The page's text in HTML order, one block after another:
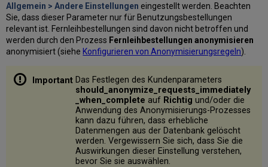
Allgemein > Andere Einstellungen eingestellt werden. Beachten
Sie, dass dieser Parameter nur für Benutzungsbestellungen
relevant ist. Fernleihbestellungen sind davon nicht betroffen und
werden durch den Prozess Fernleihbestellungen anonymisieren
anonymisiert (siehe Konfigurieren von Anonymisierungsregeln).
Das Festlegen des Kundenparameters
should_anonymize_requests_immediately
_when_complete auf Richtig und/oder die
Anwendung des Anonymisierungs-Prozesses
kann dazu führen, dass erhebliche
Datenmengen aus der Datenbank gelöscht
werden. Vergewissern Sie sich, dass Sie die
Auswirkungen dieser Einstellung verstehen,
bevor Sie sie auswählen.